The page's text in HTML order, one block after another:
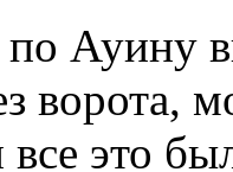
Ауину
ворота,
это